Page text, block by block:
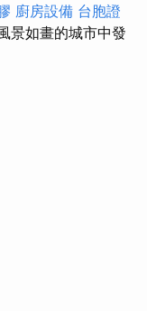
廚房設備 台胞證
景如畫的城市中發